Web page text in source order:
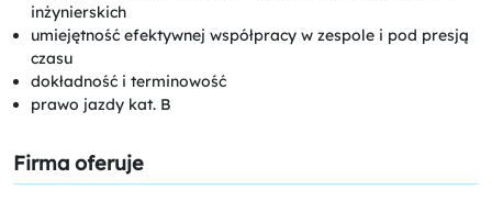
inżynierskich
umiejętność efektywnej współpracy w zespole i pod presją
czasu
dokładność i terminowość
prawo jazdy kat. B
Firma oferuje